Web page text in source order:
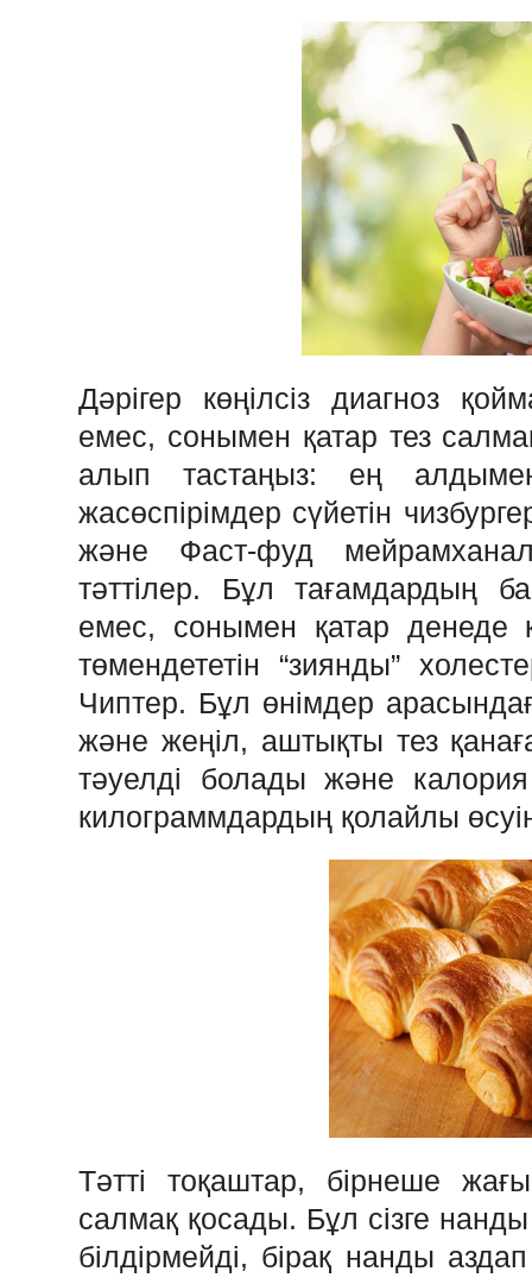
Дәрігер көңілсіз диагноз
емес, сонымен қатар тез
алып тастаңыз: ең
жасөспірімдер сүйетін
және Фаст-фуд
тәттілер. Бұл тағамдардың
емес, сонымен қатар денеде
төмендететін “зиянды”
Чиптер. Бұл өнімдер
және жеңіл, аштықты тез
тәуелді болады және
килограммдардың қолайлы
Тәтті тоқаштар, бірнеше
салмақ қосады. Бұл сізге
білдірмейді, бірақ нанды